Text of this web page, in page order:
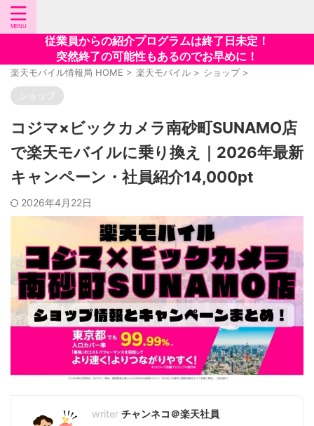
従業員からの紹介プログラムは終了日未定！
突然終了の可能性もあるのでお早めに！
楽天モバイル情報局 HOME > 楽天モバイル > ショップ >
ショップ
コジマ×ビックカメラ南砂町SUNAMO店
で楽天モバイルに乗り換え｜2026年最新
キャンペーン・社員紹介14,000pt
2026年4月22日
チャンネコ＠楽天社員